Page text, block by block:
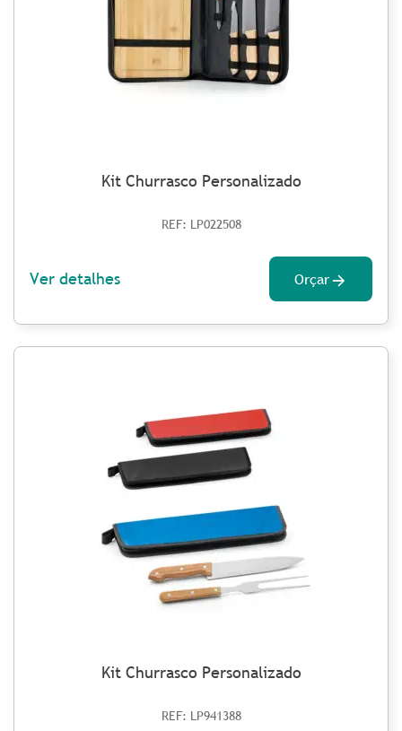
Kit Churrasco Personalizado
REF: LP022508
Ver detalhes Orçar
Kit Churrasco Personalizado
REF: LP941388